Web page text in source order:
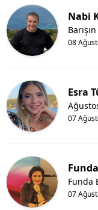
Nabi
08
Esra
07
07
Funda